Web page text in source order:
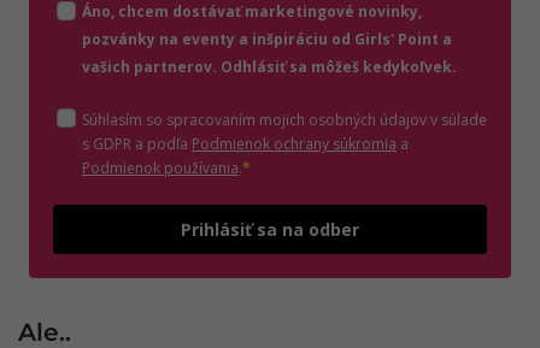
Áno, chcem dostávať marketingové novinky,
pozvánky na eventy a inšpiráciu od Girls' Point a
vašich partnerov. Odhlásiť sa môžeš kedykoľvek.
Súhlasím so spracovaním mojich osobných údajov v súlade
s GDPR a podľa Podmienok ochrany súkromia (otvorí sa v novom
a
Podmienok používania(otvorí sa v novom okne)
.*
Prihlásiť sa na odber
Ale..